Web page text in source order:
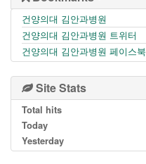
건양의대 김안과병원
건양의대 김안과병원 트위터
건양의대 김안과병원 페이스북
Site Stats
Total hits
Today
Yesterday